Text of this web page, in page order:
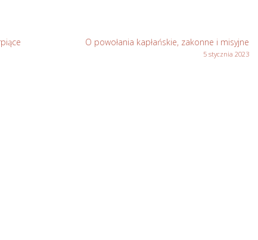
O powołania kapłańskie, zakonne i misyjne
5 stycznia 2023